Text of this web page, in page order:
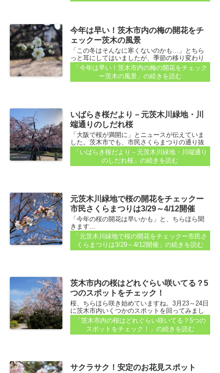
今年は早い！茨木市内の梅の開花をチ
ェックー茨木の風景
「この冬はそんなに寒くないのかも…」とちら
っと耳にしてはいましたが、季節の移り変わり
は早いのかも...
「今年は早い！茨木市内の梅の開花をチェック
ー茨木の風景」 の続きを読む
いばらき桜だより－元茨木川緑地・川
端通りのしだれ桜
「大阪で桜が満開に」とニュースが伝えていま
した。茨木市でも、市民さくらまつりの通り抜
けが明日3月29日から始まります...
「いばらき桜だより－元茨木川緑地・川端通り
のしだれ桜」の続きを読む
元茨木川緑地で桜の開花をチェックー
市民さくらまつりは3/29～4/12開催
「今年の桜の開花は早いかも」と、ちらほら聞
きます...
「元茨木川緑地で桜の開花をチェックー市民さ
くらまつりは3/29～4/12開催」の続きを読む
茨木市内の桜はどれぐらい咲いてる？5
つのスポットをチェック！
桜、ちらほら咲き始めていますね。3月23～24日
に茨木市内いくつかのスポットを回ってみまし
た。桜の開花の様子を紹介しますね。 お花見の
予定をたてている方、どこかいいお花見のスポ
ットあるかなぁと考え中の方の参考に…なるか
「茨木市内の桜はどれぐらい咲いてる？5つの
スポットをチェック！」 の続きを読む
サクラサク！安定のお花見スポット